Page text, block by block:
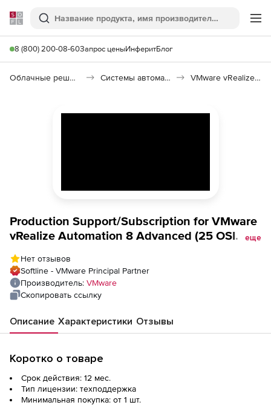
Softline
Поиск
8 (800) 200-08-60Запрос ценыИнферитБлог
Облачные решения (SaaS) Системы автоматизации (SaaS) VMware vRealize Automation
Production Support/Subscription for VMware
vRealize Automation 8 Advanced (25 OSI
еще
Нет отзывов
Softline - VMware Principal Partner
Производитель: VMware
Скопировать ссылку
Описание Характеристики Отзывы
Коротко о товаре
Срок действия: 12 мес.
Тип лицензии: техподдержка
Минимальная покупка: от 1 шт.